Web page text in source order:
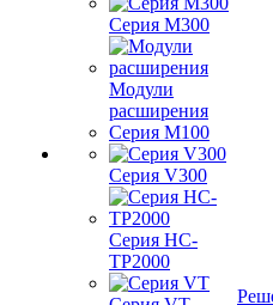
Серия M300
Модули
расширения
Серия M100
Серия V300
Серия HC-
TP2000